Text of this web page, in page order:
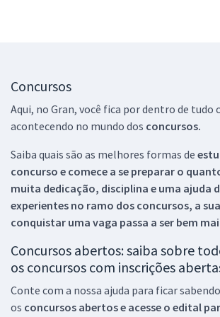
Concursos
Aqui, no Gran, você fica por dentro de tudo
acontecendo no mundo dos concursos.
Saiba quais são as melhores formas de
concurso e comece a se preparar o
muita dedicação, disciplina e uma ajuda
experientes no ramo dos concursos, a
conquistar uma vaga passa a ser bem
Concursos abertos: saiba sobre
os concursos com inscrições
Conte com a nossa ajuda para ficar
os concursos abertos e acesse o edital